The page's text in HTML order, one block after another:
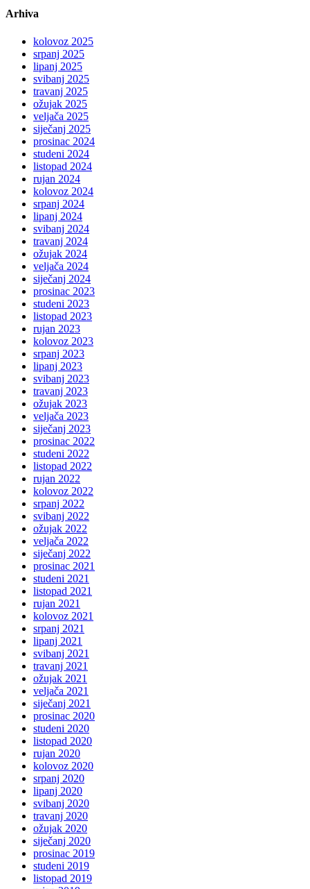
Arhiva
kolovoz 2025
srpanj 2025
lipanj 2025
svibanj 2025
travanj 2025
ožujak 2025
veljača 2025
siječanj 2025
prosinac 2024
studeni 2024
listopad 2024
rujan 2024
kolovoz 2024
srpanj 2024
lipanj 2024
svibanj 2024
travanj 2024
ožujak 2024
veljača 2024
siječanj 2024
prosinac 2023
studeni 2023
listopad 2023
rujan 2023
kolovoz 2023
srpanj 2023
lipanj 2023
svibanj 2023
travanj 2023
ožujak 2023
veljača 2023
siječanj 2023
prosinac 2022
studeni 2022
listopad 2022
rujan 2022
kolovoz 2022
srpanj 2022
svibanj 2022
ožujak 2022
veljača 2022
siječanj 2022
prosinac 2021
studeni 2021
listopad 2021
rujan 2021
kolovoz 2021
srpanj 2021
lipanj 2021
svibanj 2021
travanj 2021
ožujak 2021
veljača 2021
siječanj 2021
prosinac 2020
studeni 2020
listopad 2020
rujan 2020
kolovoz 2020
srpanj 2020
lipanj 2020
svibanj 2020
travanj 2020
ožujak 2020
siječanj 2020
prosinac 2019
studeni 2019
listopad 2019